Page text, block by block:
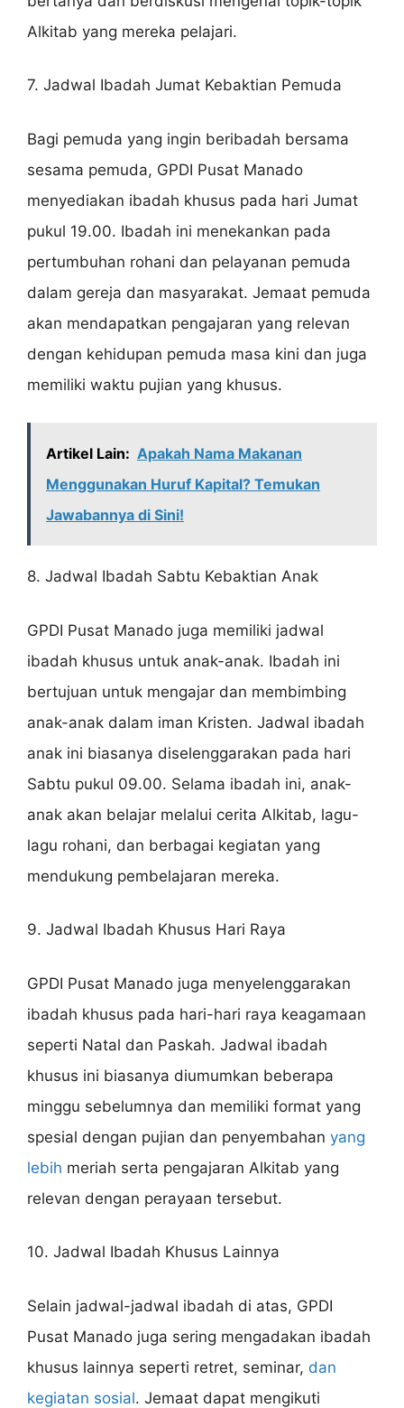
Alkitab yang mereka pelajari.
7. Jadwal Ibadah Jumat Kebaktian Pemuda
Bagi pemuda yang ingin beribadah bersama
sesama pemuda, GPDI Pusat Manado
menyediakan ibadah khusus pada hari Jumat
pukul 19.00. Ibadah ini menekankan pada
pertumbuhan rohani dan pelayanan pemuda
dalam gereja dan masyarakat. Jemaat pemuda
akan mendapatkan pengajaran yang relevan
dengan kehidupan pemuda masa kini dan juga
memiliki waktu pujian yang khusus.
Artikel Lain: Apakah Nama Makanan
Menggunakan Huruf Kapital? Temukan
Jawabannya di Sini!
8. Jadwal Ibadah Sabtu Kebaktian Anak
GPDI Pusat Manado juga memiliki jadwal
ibadah khusus untuk anak-anak. Ibadah ini
bertujuan untuk mengajar dan membimbing
anak-anak dalam iman Kristen. Jadwal ibadah
anak ini biasanya diselenggarakan pada hari
Sabtu pukul 09.00. Selama ibadah ini, anak-
anak akan belajar melalui cerita Alkitab, lagu-
lagu rohani, dan berbagai kegiatan yang
mendukung pembelajaran mereka.
9. Jadwal Ibadah Khusus Hari Raya
GPDI Pusat Manado juga menyelenggarakan
ibadah khusus pada hari-hari raya keagamaan
seperti Natal dan Paskah. Jadwal ibadah
khusus ini biasanya diumumkan beberapa
minggu sebelumnya dan memiliki format yang
spesial dengan pujian dan penyembahan yang
lebih meriah serta pengajaran Alkitab yang
relevan dengan perayaan tersebut.
10. Jadwal Ibadah Khusus Lainnya
Selain jadwal-jadwal ibadah di atas, GPDI
Pusat Manado juga sering mengadakan ibadah
khusus lainnya seperti retret, seminar, dan
kegiatan sosial. Jemaat dapat mengikuti